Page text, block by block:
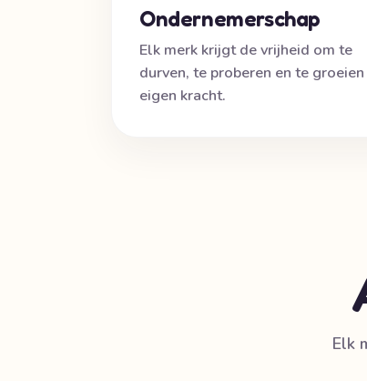
Ondernemerschap
Elk merk krijgt de vrijheid om te
durven, te proberen en te
eigen kracht.
Elk